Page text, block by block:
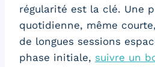
régularité est la clé. Une
quotidienne, même
de longues sessions
phase initiale, suivre un